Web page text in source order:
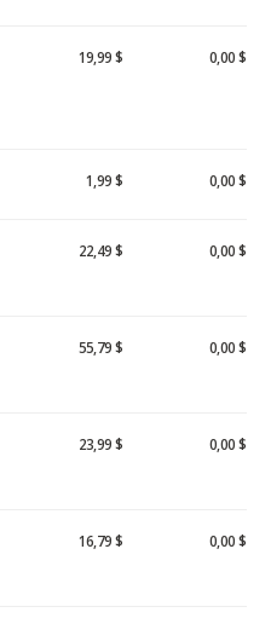
19,99 $ 0,00 $
1,99 $ 0,00 $
22,49 $ 0,00 $
55,79 $ 0,00 $
23,99 $ 0,00 $
16,79 $ 0,00 $